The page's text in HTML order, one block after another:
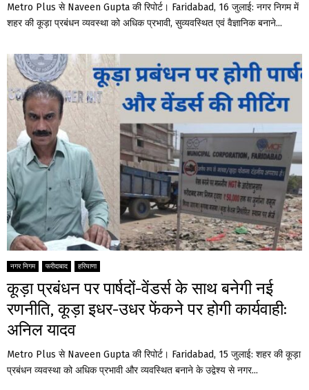
Metro Plus से Naveen Gupta की रिपोर्ट। Faridabad, 16 जुलाई: नगर निगम में
शहर की कूड़ा प्रबंधन व्यवस्था को अधिक प्रभावी, सुव्यवस्थित एवं वैज्ञानिक बनाने...
नगर निगम फरीदाबाद हरियाणा
कूड़ा प्रबंधन पर पार्षदों-वेंडर्स के साथ बनेगी नई
रणनीति, कूड़ा इधर-उधर फेंकने पर होगी कार्यवाही:
अनिल यादव
Metro Plus से Naveen Gupta की रिपोर्ट। Faridabad, 15 जुलाई: शहर की कूड़ा
प्रबंधन व्यवस्था को अधिक प्रभावी और व्यवस्थित बनाने के उद्वेश्य से नगर...